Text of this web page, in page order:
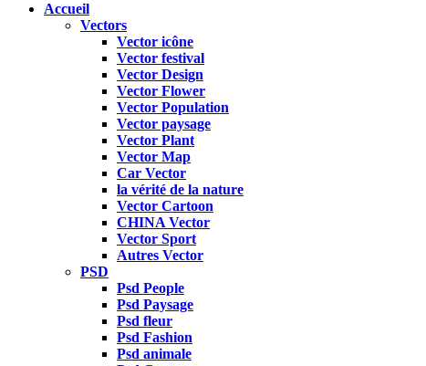
Accueil
Vectors
Vector icône
Vector festival
Vector Design
Vector Flower
Vector Population
Vector paysage
Vector Plant
Vector Map
Car Vector
la vérité de la nature
Vector Cartoon
CHINA Vector
Vector Sport
Autres Vector
PSD
Psd People
Psd Paysage
Psd fleur
Psd Fashion
Psd animale